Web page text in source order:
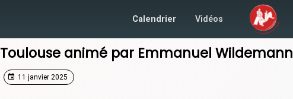
Calendrier Vidéos
Toulouse animé par Emmanuel Wildemann
11 janvier 2025